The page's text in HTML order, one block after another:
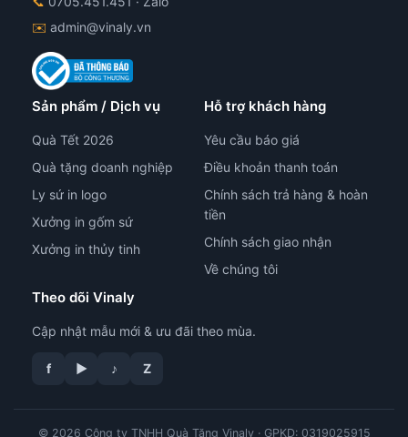
✉️ admin@vinaly.vn
Sản phẩm / Dịch vụ
Quà Tết 2026
Quà tặng doanh nghiệp
Ly sứ in logo
Xưởng in gốm sứ
Xưởng in thủy tinh
Hỗ trợ khách hàng
Yêu cầu báo giá
Điều khoản thanh toán
Chính sách trả hàng & hoàn
tiền
Chính sách giao nhận
Về chúng tôi
Theo dõi Vinaly
Cập nhật mẫu mới & ưu đãi theo mùa.
f ▶ ♪ Z
© 2026 Công ty TNHH Quà Tặng Vinaly · GPKD: 0319025915